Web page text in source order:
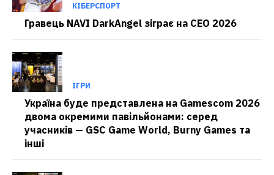
КІБЕРСПОРТ
Гравець NAVI DarkAngel зіграє на CEO 2026
ІГРИ
Україна буде представлена на Gamescom 2026
двома окремими павільйонами: серед
учасників — GSC Game World, Burny Games та
інші